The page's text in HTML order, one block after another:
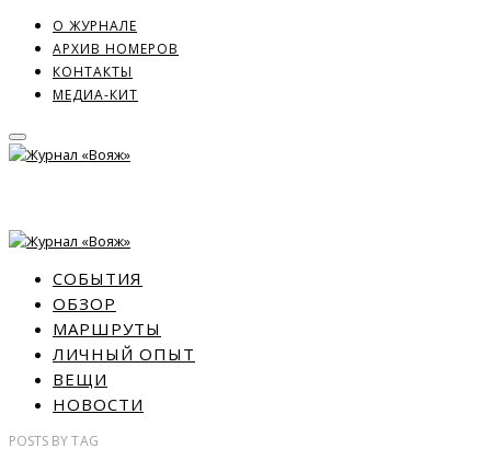
О ЖУРНАЛЕ
АРХИВ НОМЕРОВ
КОНТАКТЫ
МЕДИА-КИТ
СОБЫТИЯ
ОБЗОР
МАРШРУТЫ
ЛИЧНЫЙ ОПЫТ
ВЕЩИ
НОВОСТИ
POSTS BYTAG